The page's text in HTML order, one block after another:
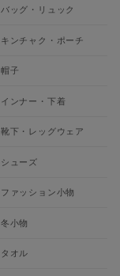
バッグ・リュック
キンチャク・ポーチ
帽子
インナー・下着
靴下・レッグウェア
シューズ
ファッション小物
冬小物
タオル